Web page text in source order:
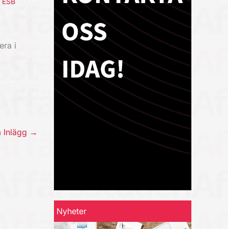
i
Inlägg →
Nyheter